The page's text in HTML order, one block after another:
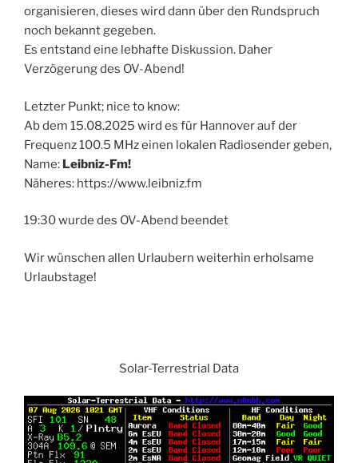
organisieren, dieses wird dann über den Rundspruch
noch bekannt gegeben.
Es entstand eine lebhafte Diskussion. Daher
Verzögerung des OV-Abend!
Letzter Punkt; nice to know:
Ab dem 15.08.2025 wird es für Hannover auf der
Frequenz 100.5 MHz einen lokalen Radiosender geben,
Name: Leibniz-Fm!
Näheres: https://www.leibniz.fm
19:30 wurde des OV-Abend beendet
Wir wünschen allen Urlaubern weiterhin erholsame
Urlaubstage!
Solar-Terrestrial Data